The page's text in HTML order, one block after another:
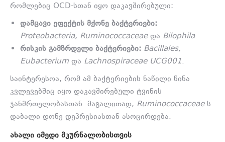
რომლებიც OCD-სთან იყო დაკავშირებული:
დამცავი ეფექტის მქონე ბაქტერიები:
Proteobacteria, Ruminococcaceaeდა Bilophila.
რისკის გამზრდელი ბაქტერიები: Bacillales,
Eubacterium და Lachnospiraceae UCG001.
საინტერესოა, რომ ამ ბაქტერიების ნაწილი წინა
კვლევებშიც იყო დაკავშირებული ტვინის
ჯანმრთელობასთან. მაგალითად, Ruminococcaceae-ს
დაბალი დონე დეპრესიასთან ასოცირდება.
ᲐᲮᲐᲚᲘ ᲘᲛᲔᲓᲘ ᲛᲙᲣᲠᲜᲐᲚᲝᲑᲘᲡᲗᲕᲘᲡ